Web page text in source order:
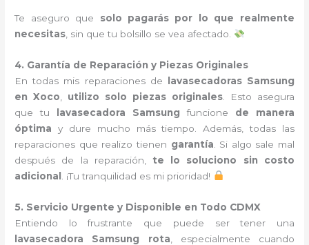
Te aseguro que solo pagarás por lo que realmente
necesitas , sin que tu bolsillo se vea afectado.
4. Garantía de Reparación y Piezas Originales
En todas mis reparaciones de
lavasecadoras Samsung
en Xoco
utilizo solo piezas originales . Esto asegura
que tu
lavasecadora Samsung funcione de manera
óptima y dure mucho más tiempo. Además, todas las
reparaciones que realizo tienen garantía . Si algo sale mal
después de la reparación, te lo soluciono sin costo
adicional
. ¡Tu tranquilidad es mi prioridad!
5. Servicio Urgente y Disponible en Todo CDMX
Entiendo lo frustrante que puede ser tener una
lavasecadora Samsung rota , especialmente cuando